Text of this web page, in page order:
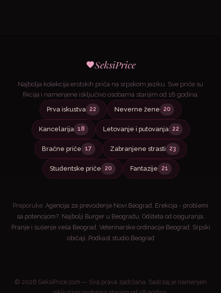
SeksiPrice
Najbolja kolekcija erotskih priča na srpskom jeziku. Sve priče su
fikcija i namenjene isključivo osobama starijim od 18 godina.
Prva iskustva
22 Neverne žene 20
Kancelarija 18 Letovanje i putovanja 22
Bračne priče 17 Zabranjene strasti 23
Studentske priče 20 Fantazije 21
Preporuke: Agencija za prevođenje Novi Beograd Erekcija - problemi
sa potencijom?, Najbolji Burger u Beogradu Odšteta od osiguranja
Pranje i sušenje veša Beograd Veterinarske ordinacije Beograd Srpski
običaji Podkast studio Beograd
© 2026 SeksiPrice.com — Sva prava zadržana. Sadržaj je namenjen